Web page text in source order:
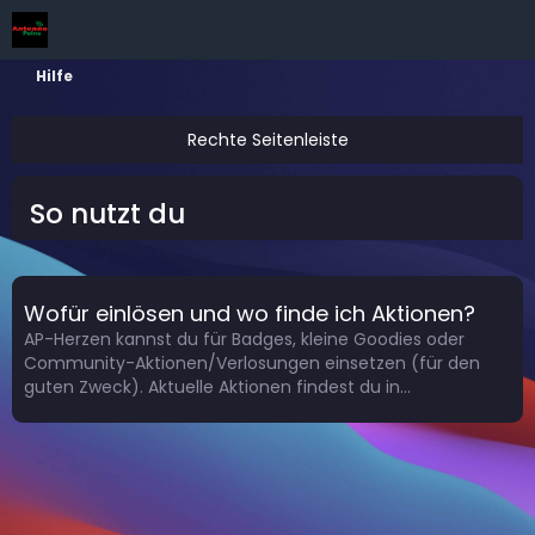
Hilfe
So nutzt du
Wofür einlösen und wo finde ich Aktionen?
AP-Herzen kannst du für Badges, kleine Goodies oder
Community-Aktionen/Verlosungen einsetzen (für den
guten Zweck). Aktuelle Aktionen findest du in…